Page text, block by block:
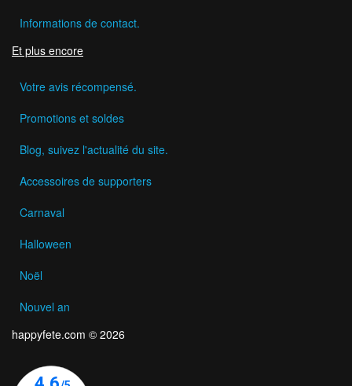
Informations de contact.
Et plus encore
Votre avis récompensé.
Promotions et soldes
Blog, suivez l'actualité du site.
Accessoires de supporters
Carnaval
Halloween
Noël
Nouvel an
happyfete.com © 2026